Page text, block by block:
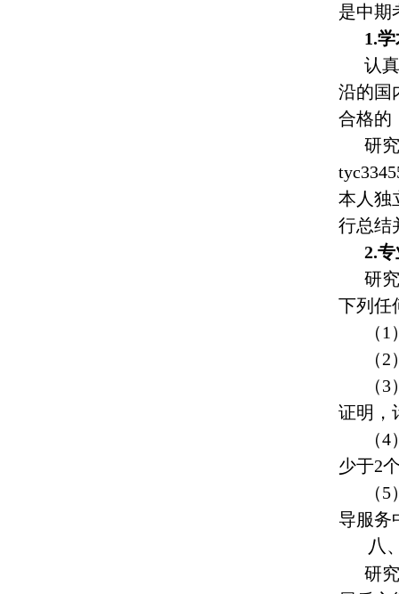
是中期
1.
认
沿的国
合格的
研
本人独
行总结
2.
研
下列任
（1
（2
（3
证明，
（4
少于2
（5
导服务
八
研